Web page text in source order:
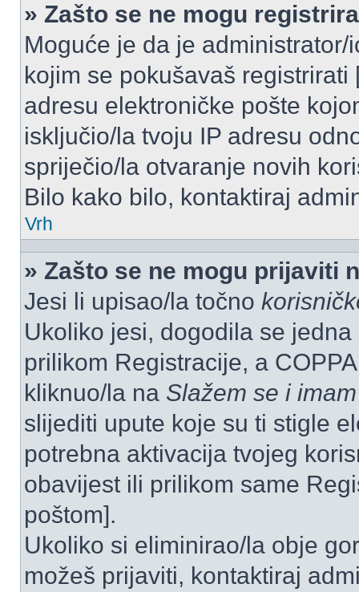
» Zašto se ne mogu
Moguće je da je
kojim se pokušavaš
adresu elektroničke pošte
isključio/la tvoju IP adresu
spriječio/la otvaranje novih
Bilo kako bilo, kontaktiraj
Vrh
» Zašto se ne mogu prijaviti
Jesi li upisao/la točno
Ukoliko jesi, dogodila se
prilikom Registracije, a
kliknuo/la na Slažem se i
slijediti upute koje su ti stigle
potrebna aktivacija tvojeg
obavijest ili prilikom same
poštom].
Ukoliko si eliminirao/la obje
možeš prijaviti, kontaktiraj